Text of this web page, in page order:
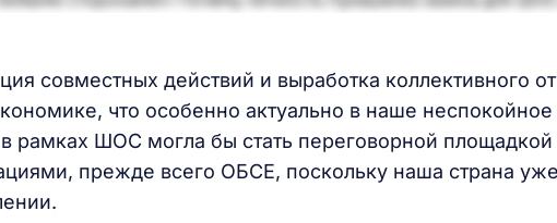
совместных действий и выработка коллективного
что особенно актуально в наше неспокойное
рамках ШОС могла бы стать переговорной площадкой
прежде всего ОБСЕ, поскольку наша страна